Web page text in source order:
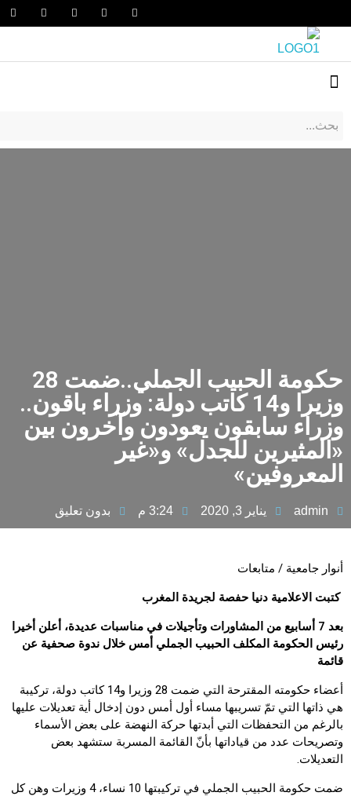
حكومة الحبيب الجملي..ضمت 28
وزيرا و14 كاتب دولة: وزراء باقون..
وزراء سابقون يعودون وآخرون بين
«المثيرين للجدل» و«غير
المعروفين»
admin يناير 3, 2020 3:24 م بدون تعليق
أنوار جامعية / متابعات
كتبت الاعلامية دنيا حفصة لجريدة المغرب
بعد 7 أسابيع من المشاورات وتأجيلات في مناسبات عديدة، أعلن أخيرا
رئيس الحكومة المكلف الحبيب الجملي أمس خلال ندوة صحفية عن
قائمة
أعضاء حكومته المقترحة التي ضمت 28 وزيرا و14 كاتب دولة، تركيبة
هي ذاتها التي تمّ تسريبها مساء أول أمس دون إدخال أية تعديلات عليها
بالرغم من التحفظات التي أبدتها حركة النهضة على بعض الأسماء
وتصريحات عدد من قياداتها بأنّ القائمة المسربة ستشهد بعض
التعديلات.
ضمت حكومة الحبيب الجملي في تركيبتها 10 نساء، 4 وزيرات وهن كل